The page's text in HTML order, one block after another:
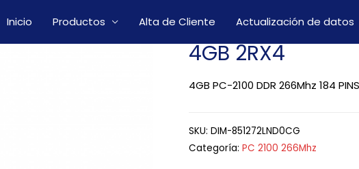
Inicio Productos Alta de Cliente Actualización de datos
4GB 2RX4
4GB PC-2100 DDR 266Mhz 184
SKU:DIM-851272LND0CG
Categoría:PC 2100 266Mhz